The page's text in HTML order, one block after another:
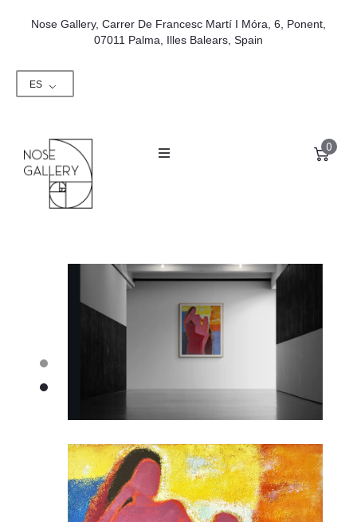
Nose Gallery, Carrer De Francesc Martí I Móra, 6, Ponent,
07011 Palma, Illes Balears, Spain
ES
0